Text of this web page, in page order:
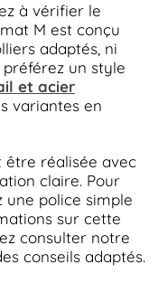
à vérifier le
M est conçu
adaptés, ni
un style
et acier
variantes en
être réalisée avec
claire. Pour
une police simple
sur cette
consulter notre
conseils adaptés.